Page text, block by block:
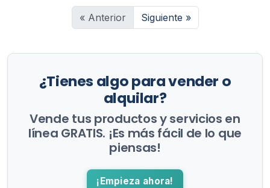
« Anterior Siguiente »
¿Tienes algo para vender o
alquilar?
Vende tus productos y servicios en
línea GRATIS. ¡Es más fácil de lo que
piensas!
¡Empieza ahora!